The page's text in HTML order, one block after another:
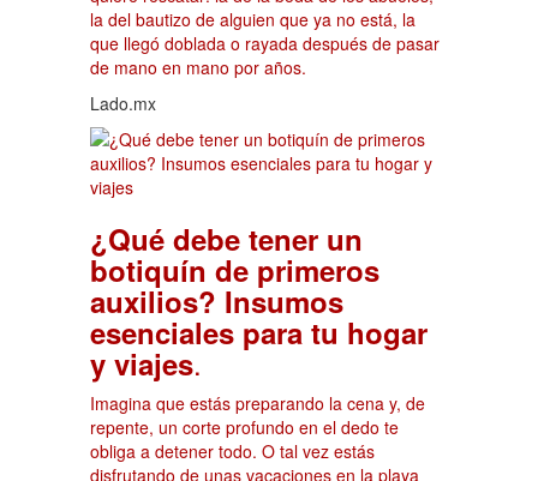
la del bautizo de alguien que ya no está, la
que llegó doblada o rayada después de pasar
de mano en mano por años.
Lado.mx
¿Qué debe tener un
botiquín de primeros
auxilios? Insumos
esenciales para tu hogar
y viajes.
Imagina que estás preparando la cena y, de
repente, un corte profundo en el dedo te
obliga a detener todo. O tal vez estás
disfrutando de unas vacaciones en la playa